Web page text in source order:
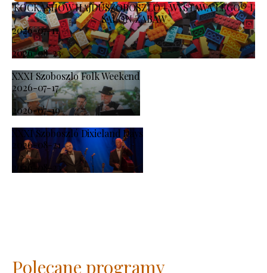
KOCKASHOW HAJDÚSZOBOSZLÓ – WYSTAWA LEGO® I
SALON ZABAW
2026-07-11
-
2026-08-23
XXXI Szoboszlo Folk Weekend
2026-07-17
-
2026-07-19
XXXI Szoboszló Dixieland Days
2026-08-21
-
2026-08-23
Polecane programy